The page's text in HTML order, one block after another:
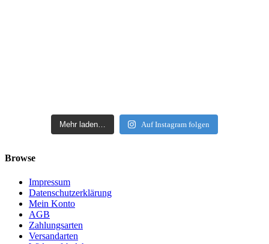
Mehr laden… Auf Instagram folgen
Browse
Impressum
Datenschutzerklärung
Mein Konto
AGB
Zahlungsarten
Versandarten